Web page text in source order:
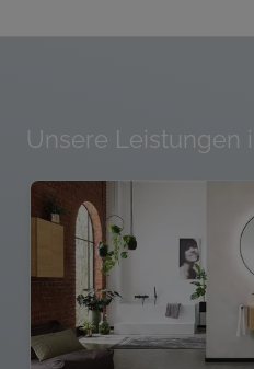
Unsere Leistungen